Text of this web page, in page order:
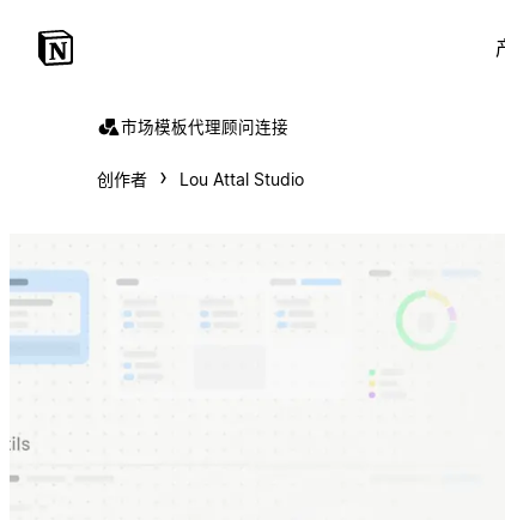
市场模板代理顾问连接
创作者 Lou Attal Studio